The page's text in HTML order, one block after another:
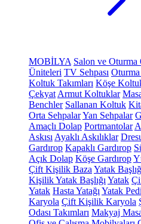
MOBİLYA Salon ve Oturma
Üniteleri TV Sehpası Oturma
Koltuk Takımları Köşe
Çekyat Armut Koltuklar
Benchler Sallanan Koltuk
Orta SehpalarYan Sehpalar
Amaçlı Dolap Portmantolar
Askısı Ayaklı Askılıklar
Gardırop Kapaklı Gardırop
Açık Dolap Köşe Gardırop
Çift Kişilik Baza Yatak
Kişilik Yatak Başlığı Yatak
Yatak Hasta Yatağı Yatak
Karyola Çift Kişilik Karyola
Odası Takımları Makyaj